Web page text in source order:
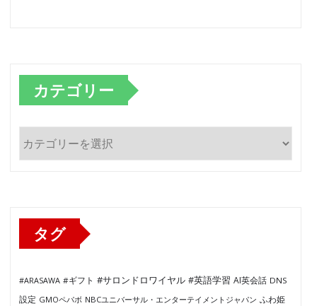
カテゴリー
テ
タグ
#ARASAWA #ギフト #サロンドロワイヤル #英語学習 AI英会話 DNS
設定 GMOペパボ NBCユニバーサル・エンターテイメントジャパン ふわ姫